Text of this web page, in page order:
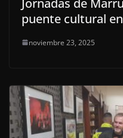
puente cultural
noviembre 23, 2025